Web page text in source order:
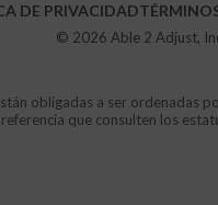
DE PRIVACIDAD
© 2026 Able 2 Adjust,
obligadas a ser ordenadas
que consulten los